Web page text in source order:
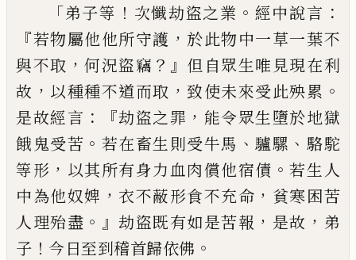
「弟子等 ！ 次懺劫盜之業 。 經中說言 ：
『若物屬他他所守護 ， 於此物中一草一葉不
與不取 ，何況盜竊 ？』 但自眾生唯見現在利
故 ， 以種種不道而取 ， 致使未來受此殃累 。
是故經言 ：『劫盜之罪 ， 能令眾生墮於地獄
餓鬼受苦 。 若在畜生則受牛馬 、驢騾 、駱駝
等形 ， 以其所有身力血肉償他宿債 。若生人
中為他奴婢 ， 衣不蔽形食不充命 ， 貧寒困苦
人理殆盡 。』劫盜既有如是苦報 ， 是故 ， 弟
子 ！ 今日至到稽首歸依佛 。